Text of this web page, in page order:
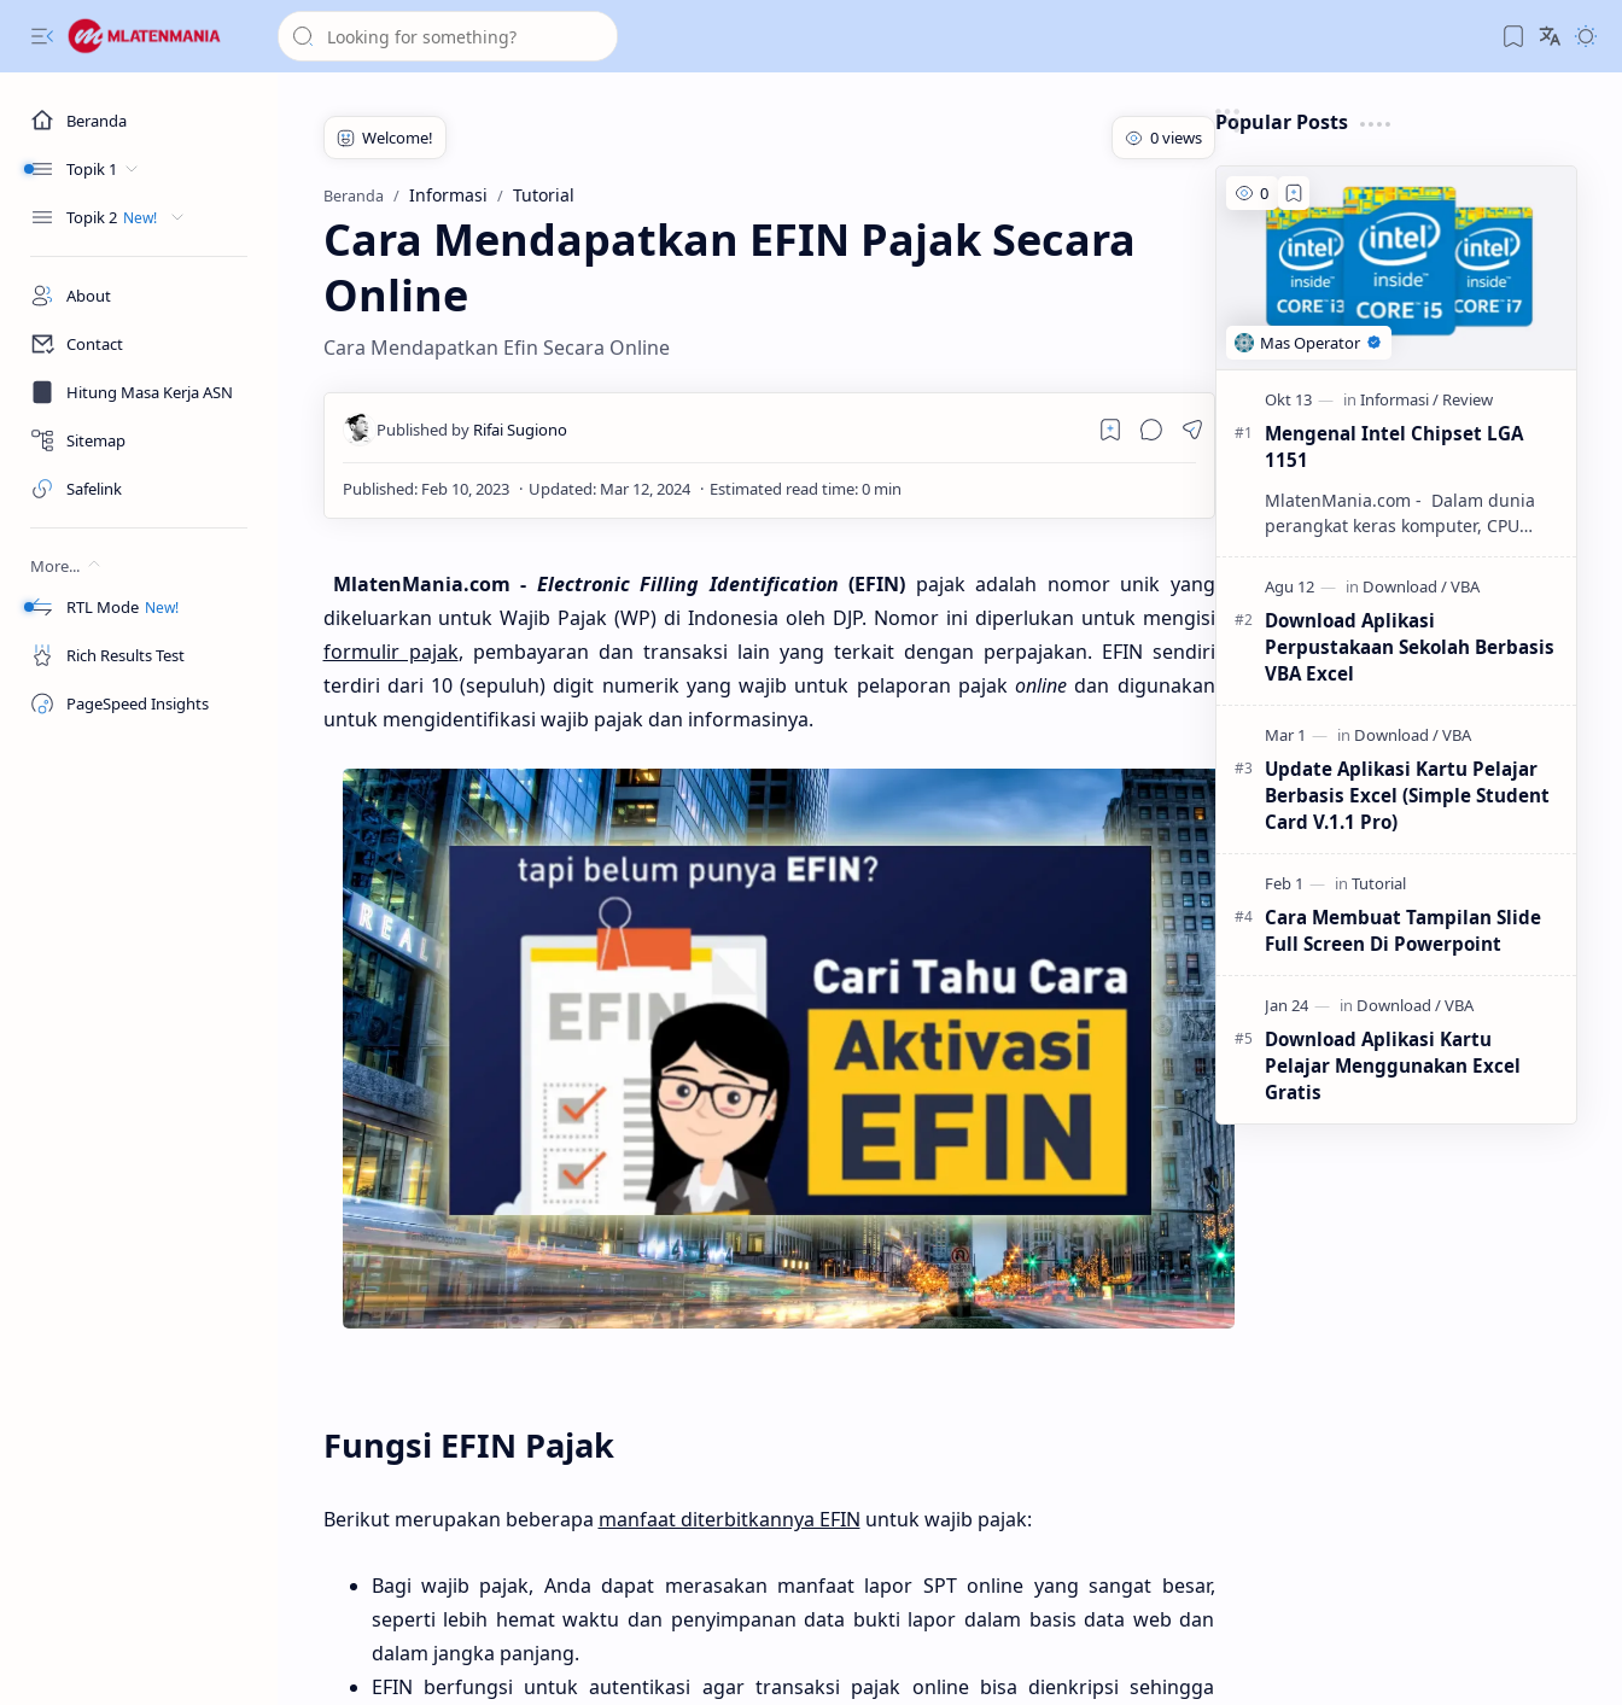
Beranda
Topik 1
Topik 2
About
Contact
Hitung Masa Kerja ASN
Sitemap
Safelink
More...
RTL Mode
Rich Results Test
PageSpeed Insights
Beranda Informasi Tutorial
Cara Mendapatkan EFIN Pajak Secara
Online
Cara Mendapatkan Efin Secara Online
MlatenMania.com - Electronic Filling Identification (EFIN) pajak adalah nomor unik yang
dikeluarkan untuk Wajib Pajak (WP) di Indonesia oleh DJP. Nomor ini diperlukan untuk mengisi
formulir pajak, pembayaran dan transaksi lain yang terkait dengan perpajakan. EFIN sendiri
terdiri dari 10 (sepuluh) digit numerik yang wajib untuk pelaporan pajakonlinedan digunakan
untuk mengidentifikasi wajib pajak dan informasinya.
Fungsi EFIN Pajak
Berikut merupakan beberapa manfaat diterbitkannya EFIN untuk wajib pajak:
Bagi wajib pajak, Anda dapat merasakan manfaat lapor SPT online yang sangat besar,
seperti lebih hemat waktu dan penyimpanan data bukti lapor dalam basis data web dan
dalam jangka panjang.
EFIN berfungsi untuk autentikasi agar transaksi pajak online bisa dienkripsi sehingga
Popular Posts
Mengenal Intel Chipset LGA
1151
MlatenMania.com - Dalam dunia
perangkat keras komputer, CPU
dari semua inti. CPU dengan soket
Download Aplikasi
Perpustakaan Sekolah Berbasis
VBA Excel
Update Aplikasi Kartu Pelajar
Berbasis Excel (Simple Student
Card V.1.1 Pro)
Cara Membuat Tampilan Slide
Full Screen Di Powerpoint
Download Aplikasi Kartu
Pelajar Menggunakan Excel
Gratis